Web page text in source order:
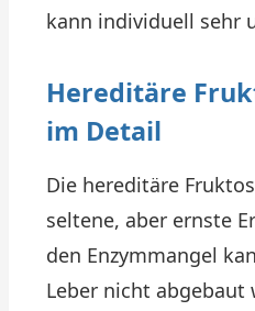
kann individuell sehr
Hereditäre
im Detail
Die hereditäre
seltene, aber ernste
den Enzymmangel
Leber nicht abgebaut